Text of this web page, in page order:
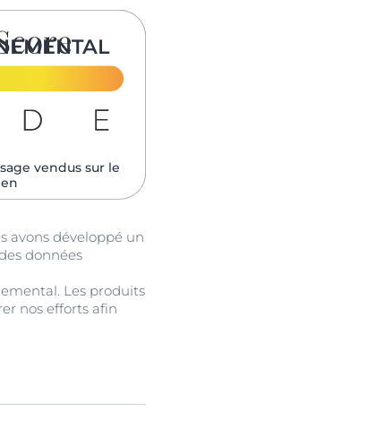
vendus sur le
avons développé un
données
Les produits
nos efforts afin